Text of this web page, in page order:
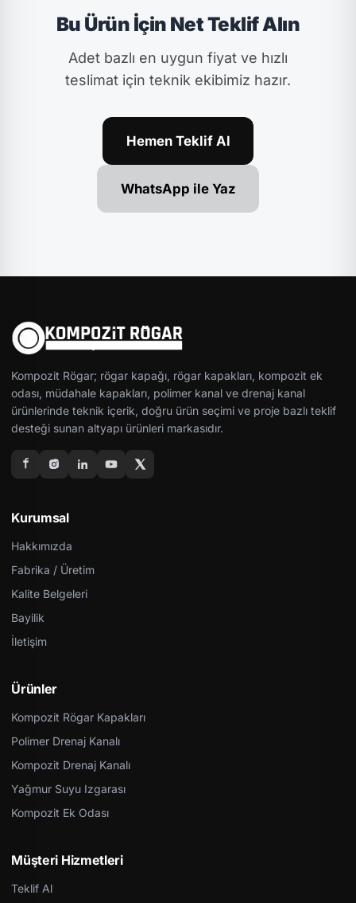
Bu Ürün İçin Net Teklif Alın
Adet bazlı en uygun fiyat ve hızlı
teslimat için teknik ekibimiz hazır.
Hemen Teklif Al
WhatsApp ile Yaz
Kompozit Rögar; rögar kapağı, rögar kapakları, kompozit ek
odası, müdahale kapakları, polimer kanal ve drenaj kanal
ürünlerinde teknik içerik, doğru ürün seçimi ve proje bazlı teklif
desteği sunan altyapı ürünleri markasıdır.
Kurumsal
Hakkımızda
Fabrika / Üretim
Kalite Belgeleri
Bayilik
İletişim
Ürünler
Kompozit Rögar Kapakları
Polimer Drenaj Kanalı
Kompozit Drenaj Kanalı
Yağmur Suyu Izgarası
Kompozit Ek Odası
Müşteri Hizmetleri
Teklif Al